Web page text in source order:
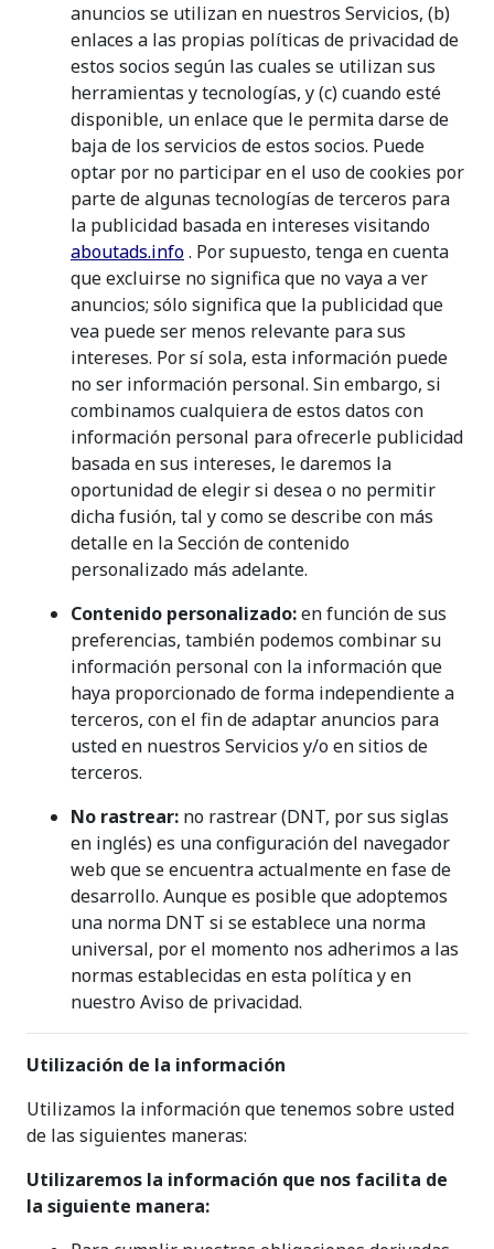
anuncios se utilizan en nuestros Servicios, (b)
enlaces a las propias políticas de privacidad de
estos socios según las cuales se utilizan sus
herramientas y tecnologías, y (c) cuando esté
disponible, un enlace que le permita darse de
baja de los servicios de estos socios. Puede
optar por no participar en el uso de cookies por
parte de algunas tecnologías de terceros para
la publicidad basada en intereses visitando
aboutads.info. Por supuesto, tenga en cuenta
que excluirse no significa que no vaya a ver
anuncios; sólo significa que la publicidad que
vea puede ser menos relevante para sus
intereses. Por sí sola, esta información puede
no ser información personal. Sin embargo, si
combinamos cualquiera de estos datos con
información personal para ofrecerle publicidad
basada en sus intereses, le daremos la
oportunidad de elegir si desea o no permitir
dicha fusión, tal y como se describe con más
detalle en la Sección de contenido
personalizado más adelante.
Contenido personalizado:en función de sus
preferencias, también podemos combinar su
información personal con la información que
haya proporcionado de forma independiente a
terceros, con el fin de adaptar anuncios para
usted en nuestros Servicios y/o en sitios de
terceros.
No rastrear: no rastrear (DNT, por sus siglas
en inglés) es una configuración del navegador
web que se encuentra actualmente en fase de
desarrollo. Aunque es posible que adoptemos
una norma DNT si se establece una norma
universal, por el momento nos adherimos a las
normas establecidas en esta política y en
nuestro Aviso de privacidad.
Utilización de la información
Utilizamos la información que tenemos sobre usted
de las siguientes maneras:
Utilizaremos la información que nos facilita de
la siguiente manera: